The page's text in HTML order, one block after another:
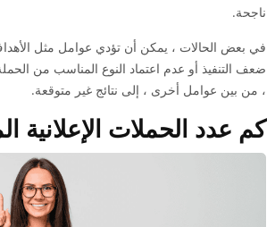
ناجحة.
في بعض الحالات ، يمكن أن تؤدي عوامل مثل
ضعف التنفيذ أو عدم اعتماد النوع المناسب من
، من بين عوامل أخرى ، إلى نتائج غير متوقعة.
كم عدد الحملات الإعلانية